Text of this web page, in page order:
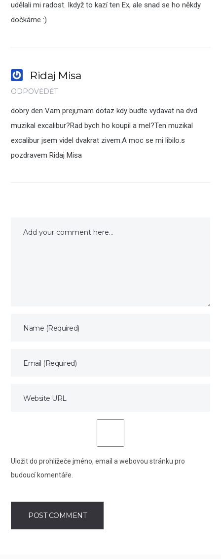
udělali mi radost. Ikdyž to kazí ten Ex, ale snad se ho někdy
dočkáme :)
Ridaj Misa
ODPOVĚDĚT
dobry den Vam preji,mam dotaz kdy budte vydavat na dvd
muzikal excalibur?Rad bych ho koupil a mel?Ten muzikal
excalibur jsem videl dvakrat zivem.A moc se mi libilo.s
pozdravem Ridaj Misa
Uložit do prohlížeče jméno, email a webovou stránku pro
budoucí komentáře.